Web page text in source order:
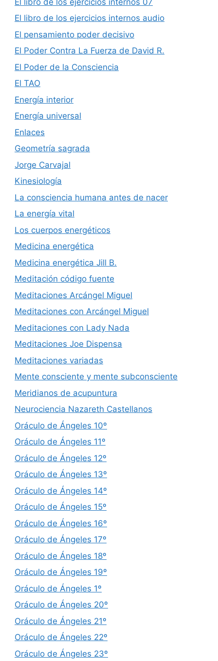
El libro de los ejercicios internos audio
El pensamiento poder decisivo
El Poder Contra La Fuerza de David R.
El Poder de la Consciencia
El TAO
Energía interior
Energía universal
Enlaces
Geometría sagrada
Jorge Carvajal
Kinesiología
La consciencia humana antes de nacer
La energía vital
Los cuerpos energéticos
Medicina energética
Medicina energética Jill B.
Meditación código fuente
Meditaciones Arcángel Miguel
Meditaciones con Arcángel Miguel
Meditaciones con Lady Nada
Meditaciones Joe Dispensa
Meditaciones variadas
Mente consciente y mente subconsciente
Meridianos de acupuntura
Neurociencia Nazareth Castellanos
Oráculo de Ángeles 10º
Oráculo de Ángeles 11º
Oráculo de Ángeles 12º
Oráculo de Ángeles 13º
Oráculo de Ángeles 14º
Oráculo de Ángeles 15º
Oráculo de Ángeles 16º
Oráculo de Ángeles 17º
Oráculo de Ángeles 18º
Oráculo de Ángeles 19º
Oráculo de Ángeles 1º
Oráculo de Ángeles 20º
Oráculo de Ángeles 21º
Oráculo de Ángeles 22º
Oráculo de Ángeles 23º